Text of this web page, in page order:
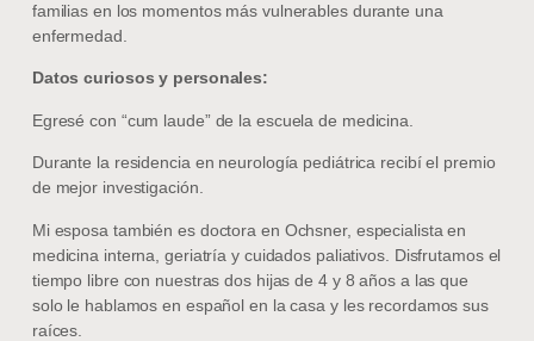
familias en los momentos más vulnerables durante una
enfermedad.
Datos curiosos y personales:
Egresé con “cum laude” de la escuela de medicina.
Durante la residencia en neurología pediátrica recibí el premio
de mejor investigación.
Mi esposa también es doctora en Ochsner, especialista en
medicina interna, geriatría y cuidados paliativos. Disfrutamos el
tiempo libre con nuestras dos hijas de 4 y 8 años a las que
solo le hablamos en español en la casa y les recordamos sus
raíces.